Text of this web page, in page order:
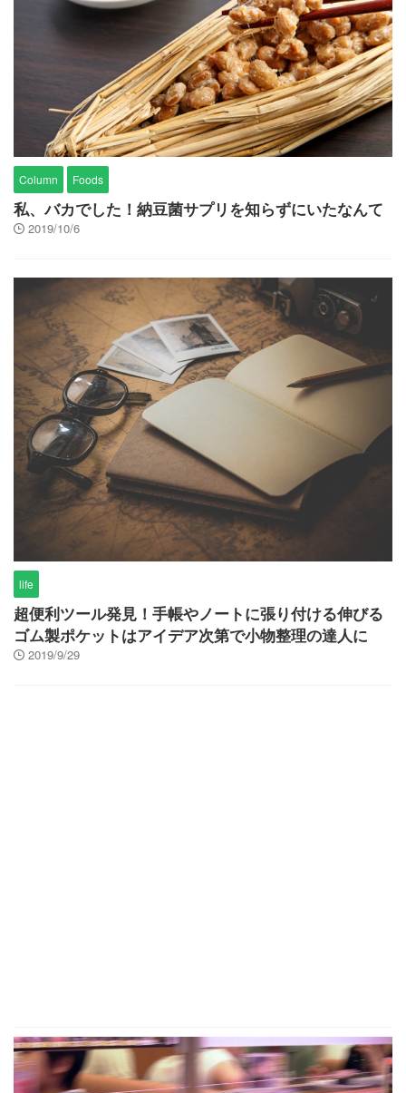
Column Foods
私、バカでした！納豆菌サプリを知らずにいたなんて
2019/10/6
life
超便利ツール発見！手帳やノートに張り付ける伸びる
ゴム製ポケットはアイデア次第で小物整理の達人に
2019/9/29